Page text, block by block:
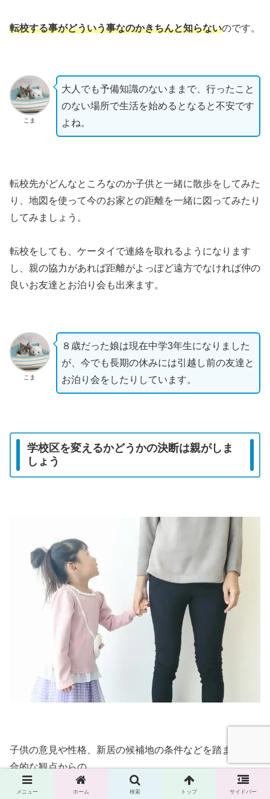
転校する事がどういう事なのかきちんと知らないのです。
こま
大人でも予備知識のないままで、行ったこと
のない場所で生活を始めるとなると不安です
よね。
転校先がどんなところなのか子供と一緒に散歩をしてみた
り、地図を使って今のお家との距離を一緒に図ってみたり
してみましょう。
転校をしても、ケータイで連絡を取れるようになります
し、親の協力があれば距離がよっぽど遠方でなければ仲の
良いお友達とお泊り会も出来ます。
こま
８歳だった娘は現在中学3年生になりました
が、今でも長期の休みには引越し前の友達と
お泊り会をしたりしています。
学校区を変えるかどうかの決断は親がしま
しょう
子供の意見や性格、新居の候補地の条件などを踏まえ、総
合的な観点からの
「子供の学校区を変えずに探しています。」
メニュー ホーム 検索 トップ サイドバー